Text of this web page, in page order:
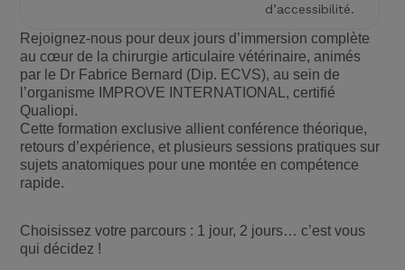
d’accessibilité.
Rejoignez-nous pour deux jours d’immersion complète
au cœur de la chirurgie articulaire vétérinaire, animés
par le Dr Fabrice Bernard (Dip. ECVS), au sein de
l’organisme IMPROVE INTERNATIONAL, certifié
Qualiopi.
Cette formation exclusive allient conférence théorique,
retours d’expérience, et plusieurs sessions pratiques sur
sujets anatomiques pour une montée en compétence
rapide.
Choisissez votre parcours : 1 jour, 2 jours… c’est vous
qui décidez !